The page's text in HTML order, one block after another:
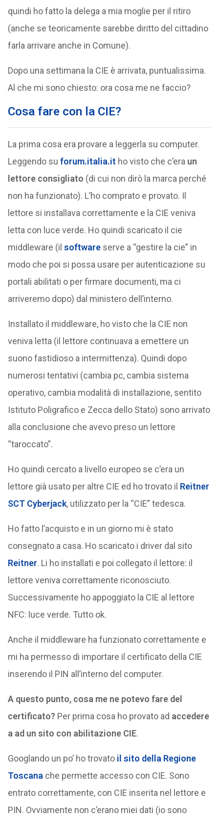
quindi ho fatto la delega a mia moglie per il ritiro
(anche se teoricamente sarebbe diritto del cittadino
farla arrivare anche in Comune).
Dopo una settimana la CIE è arrivata, puntualissima.
Al che mi sono chiesto: ora cosa me ne faccio?
Cosa fare con la CIE?
La prima cosa era provare a leggerla su computer.
Leggendo su forum.italia.it ho visto che c’era un
lettore consigliato (di cui non dirò la marca perché
non ha funzionato). L’ho comprato e provato. Il
lettore si installava correttamente e la CIE veniva
letta con luce verde. Ho quindi scaricato il cie
middleware (il software serve a “gestire la cie” in
modo che poi si possa usare per autenticazione su
portali abilitati o per firmare documenti, ma ci
arriveremo dopo) dal ministero dell’interno.
Installato il middleware, ho visto che la CIE non
veniva letta (il lettore continuava a emettere un
suono fastidioso a intermittenza). Quindi dopo
numerosi tentativi (cambia pc, cambia sistema
operativo, cambia modalità di installazione, sentito
Istituto Poligrafico e Zecca dello Stato) sono arrivato
alla conclusione che avevo preso un lettore
“taroccato”.
Ho quindi cercato a livello europeo se c’era un
lettore già usato per altre CIE ed ho trovato il Reitner
SCT Cyberjack, utilizzato per la “CIE” tedesca.
Ho fatto l’acquisto e in un giorno mi è stato
consegnato a casa. Ho scaricato i driver dal sito
Reitner. Li ho installati e poi collegato il lettore: il
lettore veniva correttamente riconosciuto.
Successivamente ho appoggiato la CIE al lettore
NFC: luce verde. Tutto ok.
Anche il middleware ha funzionato correttamente e
mi ha permesso di importare il certificato della CIE
inserendo il PIN all’interno del computer.
A questo punto, cosa me ne potevo fare del
certificato? Per prima cosa ho provato ad accedere
a ad un sito con abilitazione CIE.
Googlando un po’ ho trovato il sito della Regione
Toscana che permette accesso con CIE. Sono
entrato correttamente, con CIE inserita nel lettore e
PIN. Ovviamente non c’erano miei dati (io sono